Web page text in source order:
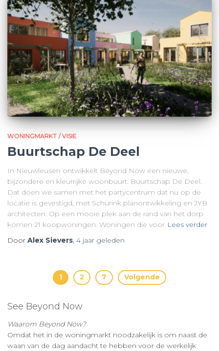
WONINGMARKT / VISIE
Buurtschap De Deel
In Nieuwleusen ontwikkelt Beyond Now een nieuwe,
bijzondere en kleurrijke woonbuurt: Buurtschap De Deel.
Dat doen we samen met het partycentrum dat nu op de
locatie is gevestigd, met Schurink planontwikkeling en JYB
architecten. Op een mooie plek aan de rand van het dorp
komen 21 koopwoningen. Woningen die voor Lees verder
Door Alex Sievers, 4 jaar geleden
Berichten
paginering
1 2 7 Volgende
See Beyond Now
Waarom Beyond Now?
Omdat het in de woningmarkt noodzakelijk is om naast de
waan van de dag aandacht te hebben voor de werkelijk